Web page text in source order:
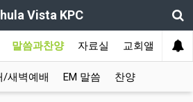
Vista KPC
말씀과찬양 자료실 교회앨범
/새벽예배 EM 말씀 찬양